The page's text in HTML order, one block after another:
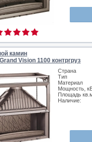
камин
Vision 1100 контргруз
Страна
Тип
Материал
Мощность,
Площадь
Наличие: